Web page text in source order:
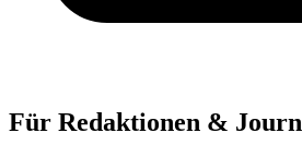
Für Redaktionen &